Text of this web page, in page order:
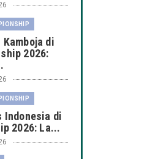
di
2026:
Indonesia di
2026: La...